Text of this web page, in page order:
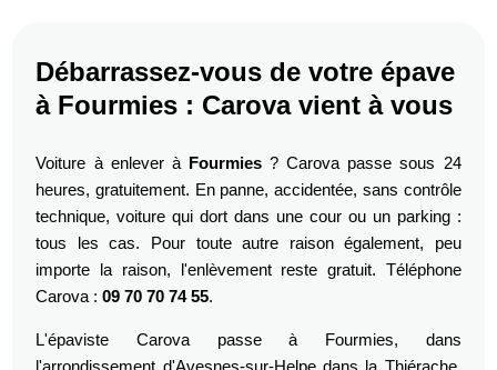
Débarrassez-vous de votre épave
à Fourmies : Carova vient à vous
Voiture à enlever à Fourmies? Carova passe sous 24
heures, gratuitement. En panne, accidentée, sans contrôle
technique, voiture qui dort dans une cour ou un parking :
tous les cas. Pour toute autre raison également, peu
importe la raison, l'enlèvement reste gratuit. Téléphone
Carova :09 70 70 74 55.
L'épaviste Carova passe à Fourmies, dans
l'arrondissement d'Avesnes-sur-Helpe dans la Thiérache,